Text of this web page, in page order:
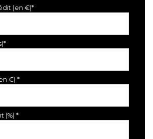
(en €)*
€) *
(%) *